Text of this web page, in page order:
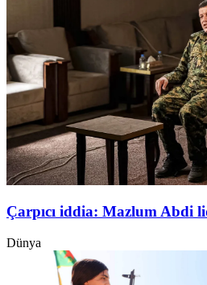
Çarpıcı iddia: Mazlum Abdi
Dünya